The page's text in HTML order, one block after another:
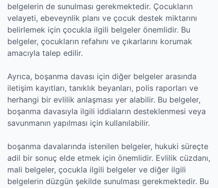
belgelerin de sunulması gerekmektedir. Çocukların
velayeti, ebeveynlik planı ve çocuk destek miktarını
belirlemek için çocukla ilgili belgeler önemlidir. Bu
belgeler, çocukların refahını ve çıkarlarını korumak
amacıyla talep edilir.
Ayrıca, boşanma davası için diğer belgeler arasında
iletişim kayıtları, tanıklık beyanları, polis raporları ve
herhangi bir evlilik anlaşması yer alabilir. Bu belgeler,
boşanma davasıyla ilgili iddiaların desteklenmesi veya
savunmanın yapılması için kullanılabilir.
boşanma davalarında istenilen belgeler, hukuki süreçte
adil bir sonuç elde etmek için önemlidir. Evlilik cüzdanı,
mali belgeler, çocukla ilgili belgeler ve diğer ilgili
belgelerin düzgün şekilde sunulması gerekmektedir. Bu